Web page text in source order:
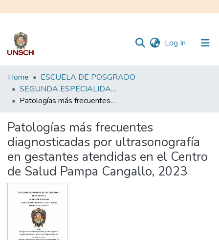
Log In (current)
Communities
&
Collections
Statistics
Home
ESCUELA DE POSGRADO
SEGUNDA ESPECIALIDAD EN ECOGRAF. OBSTETR. Y MONITOREO FETAL
Patologías más frecuentes diagnosticadas por ultrasonografía en gestantes atendidas en el Centro de Salud Pampa Cangallo, 2023
Patologías más frecuentes
diagnosticadas por ultrasonografía
en gestantes atendidas en el Centro
de Salud Pampa Cangallo, 2023